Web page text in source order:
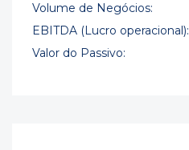
Volume de Negócios:
EBITDA (Lucro operacional):
Valor do Passivo: